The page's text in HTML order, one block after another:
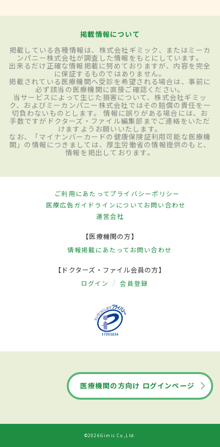
掲載情報について
掲載している各種情報は、株式会社ギミック、またはミーカ
ンパニー株式会社が調査した情報をもとにしています。
出来るだけ正確な情報掲載に努めておりますが、内容を完全
に保証するものではありません。
掲載されている医療機関へ受診を希望される場合は、事前に
必ず該当の医療機関に直接ご確認ください。
当サービスによって生じた損害について、株式会社ギミッ
ク、およびミーカンパニー株式会社ではその賠償の責任を一
切負わないものとします。 情報に誤りがある場合には、お
手数ですがドクターズ・ファイル編集部までご連絡をいただ
けますようお願いいたします。
なお、「マイナンバーカードの健康保険証利用可能な医療機
関」の情報につきましては、厚生労働省の情報提供のもと、
情報を掲出しております。
ご利用にあたってプライバシーポリシー
医療広告ガイドラインについてお問い合わせ
運営会社
【医療機関の方】
情報掲載にあたって お問い合わせ
【ドクターズ・ファイル会員の方】
ログイン 会員登録
医療機関の方向け ログインページ
©2026Gimic Co.,Ltd.